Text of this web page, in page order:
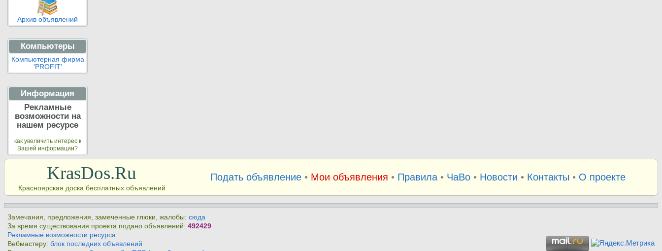
Архив объявлений
Компьютеры
Компьютерная фирма
'PROFIT'
Информация
Рекламные
возможности на
нашем ресурсе
как увеличить интерес к
Вашей информации?
KrasDos.Ru
Красноярская доска бесплатных объявлений
Подать объявление• Мои объявления • Правила• ЧаВо• Новости • Контакты • О проекте
Замечания, предложения, замеченные глюки, жалобы: сюда
За время существования проекта подано объявлений: 492429
Рекламные возможности ресурса
Вебмастеру: блок последних объявлений